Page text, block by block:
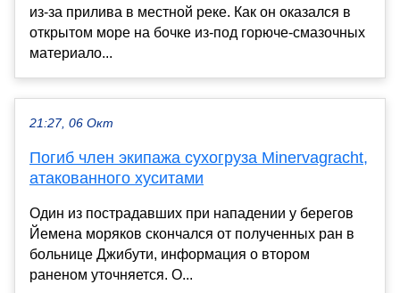
из-за прилива в местной реке. Как он оказался в
открытом море на бочке из-под горюче-смазочных
материало...
21:27, 06 Окт
Погиб член экипажа сухогруза Minervagracht,
атакованного хуситами
Один из пострадавших при нападении у берегов
Йемена моряков скончался от полученных ран в
больнице Джибути, информация о втором
раненом уточняется. О...